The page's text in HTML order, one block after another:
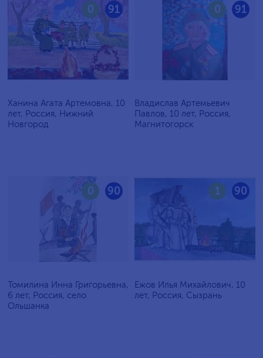
91
0
Ханина Агата Артемовна, 10
лет, Россия, Нижний
Новгород
91
0
Владислав Артемьевич
Павлов, 10 лет, Россия,
Магнитогорск
90
0
Томилина Инна Григорьевна,
6 лет, Россия, село
Ольшанка
90
1
Ежов Илья Михайлович, 10
лет, Россия, Сызрань